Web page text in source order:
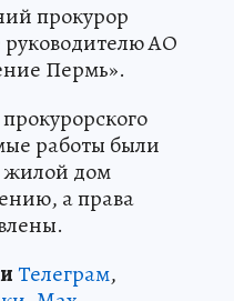
прокурор
АО
Пермь».
работы были
жилой дом
а права
Телеграм,